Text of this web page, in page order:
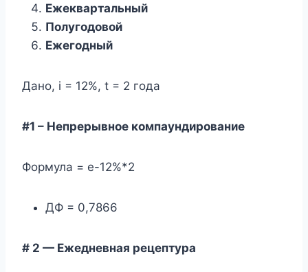
Ежеквартальный
Полугодовой
Ежегодный
Дано, i = 12%, t = 2 года
#1 – Непрерывное компаундирование
Формула = е-12%*2
ДФ = 0,7866
# 2 — Ежедневная рецептура